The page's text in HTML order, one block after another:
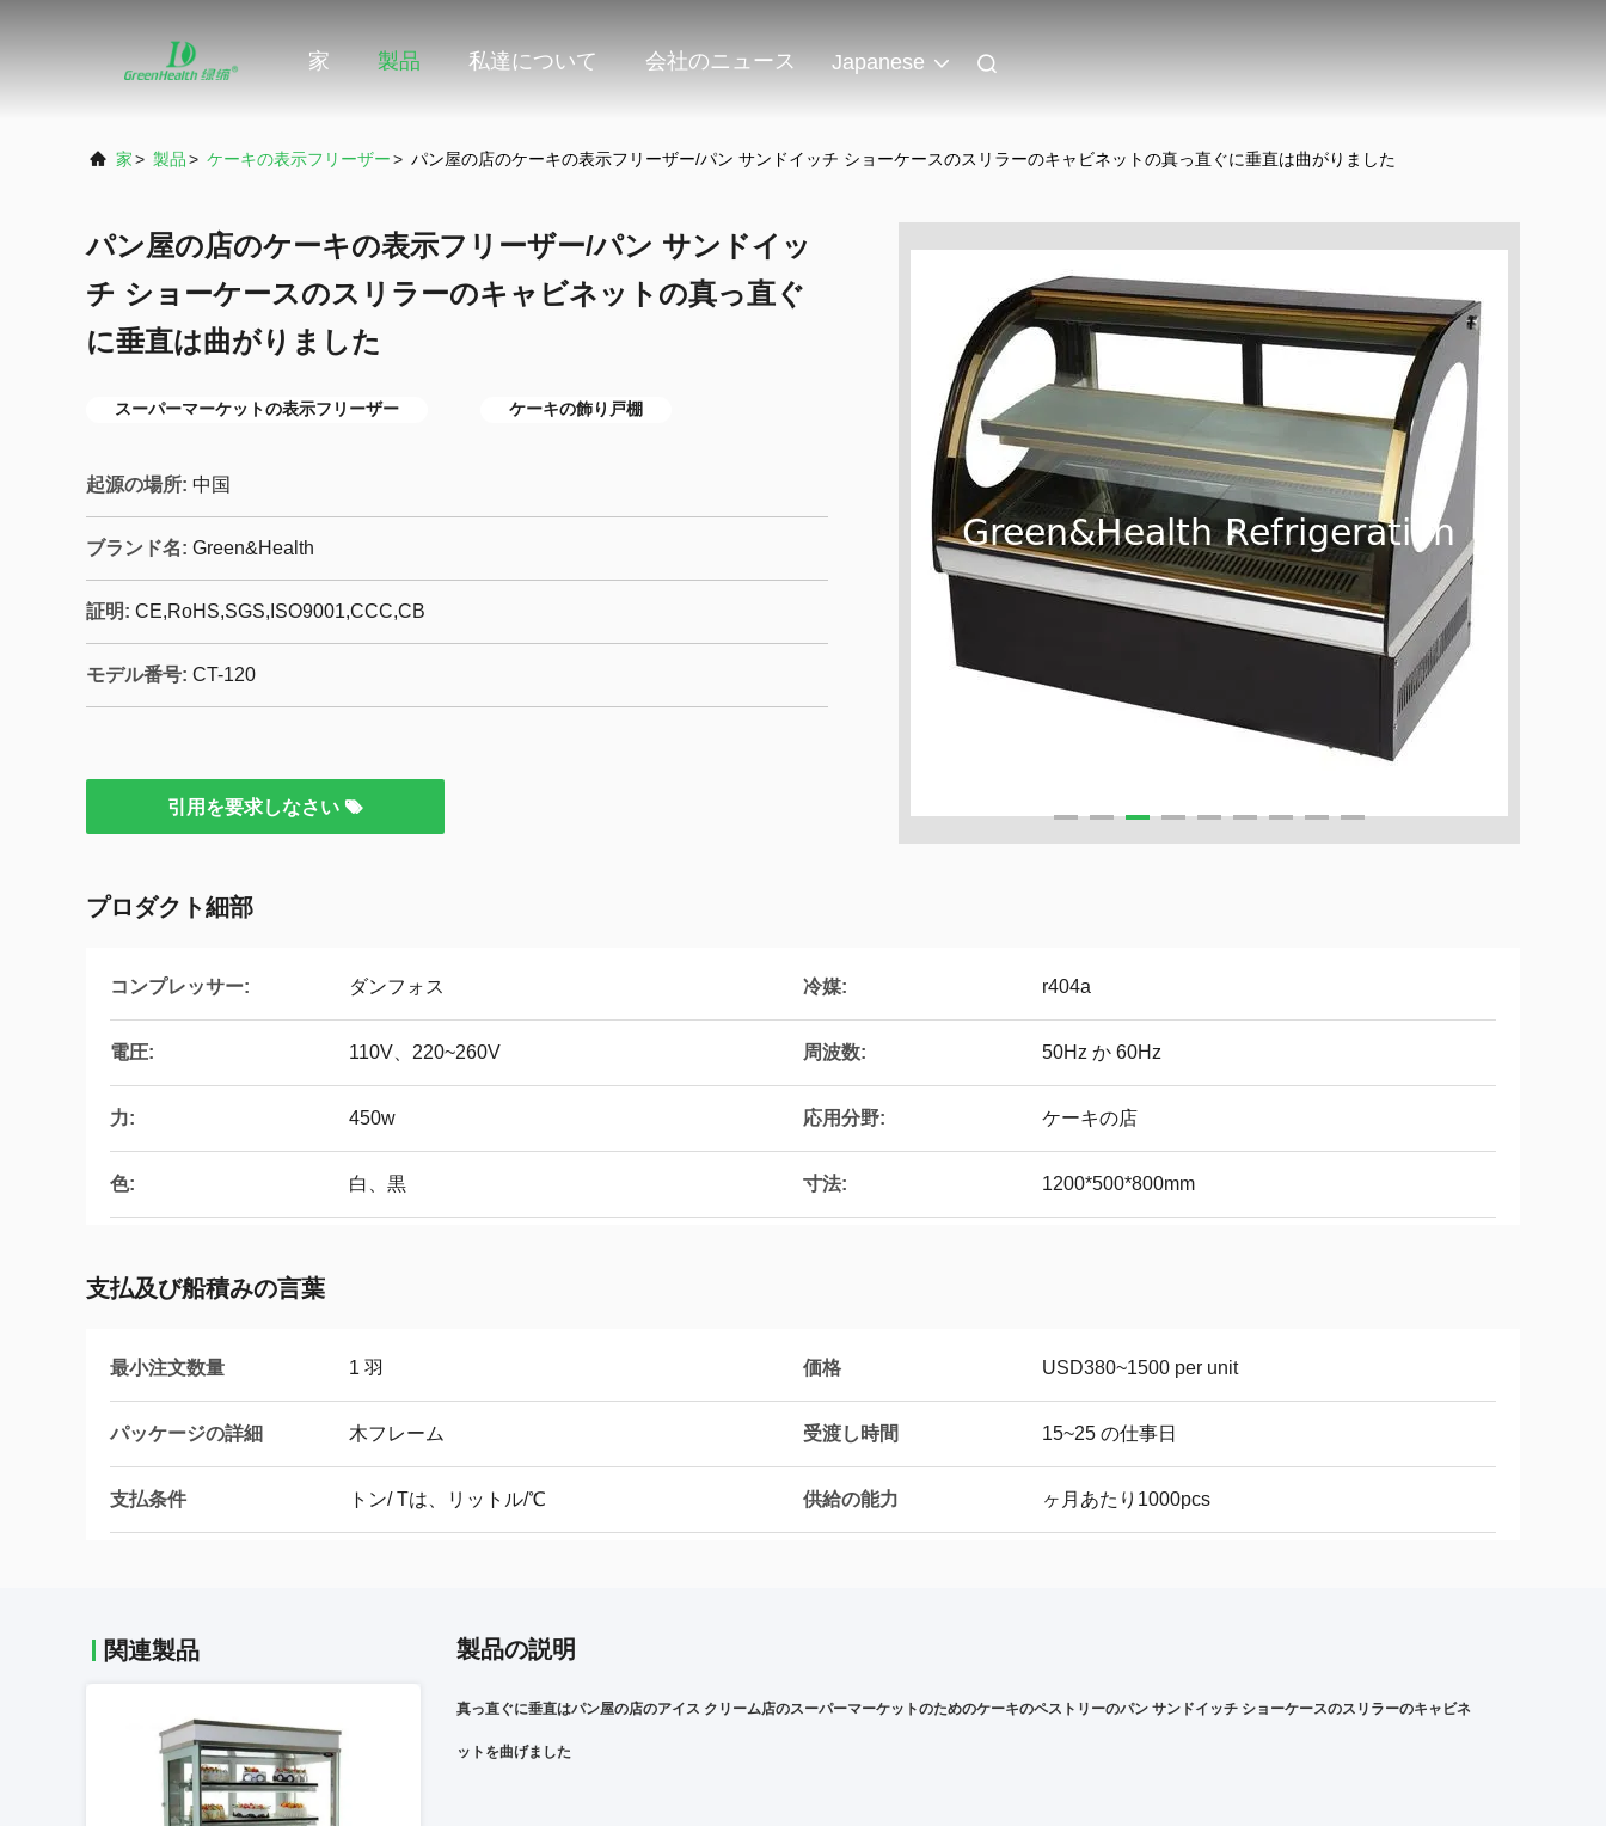
家 製品 私達について 会社のニュース Japanese
家> 製品> ケーキの表示フリーザー> パン屋の店のケーキの表示フリーザー/パン サンドイッチ ショーケースのスリラーのキャビネットの真っ直ぐに垂直は曲がりました
パン屋の店のケーキの表示フリーザー/パン サンドイッ
チ ショーケースのスリラーのキャビネットの真っ直ぐ
に垂直は曲がりました
スーパーマーケットの表示フリーザー ケーキの飾り戸棚
起源の場所: 中国
ブランド名: Green&Health
証明: CE,RoHS,SGS,ISO9001,CCC,CB
モデル番号: CT-120
引用を要求しなさい
プロダクト細部
コンプレッサー: ダンフォス 冷媒: r404a
電圧: 110V、220~260V 周波数: 50Hz か 60Hz
力: 450w 応用分野: ケーキの店
色: 白、黒 寸法: 1200*500*800mm
支払及び船積みの言葉
最小注文数量 1 羽 価格 USD380~1500 per unit
パッケージの詳細 木フレーム 受渡し時間 15~25 の仕事日
支払条件 トン/ Tは、リットル/℃ 供給の能力 ヶ月あたり1000pcs
関連製品 製品の説明
真っ直ぐに垂直はパン屋の店のアイス クリーム店のスーパーマーケットのためのケーキのペストリーのパン サンドイッチ ショーケースのスリラーのキャビネ
ットを曲げました